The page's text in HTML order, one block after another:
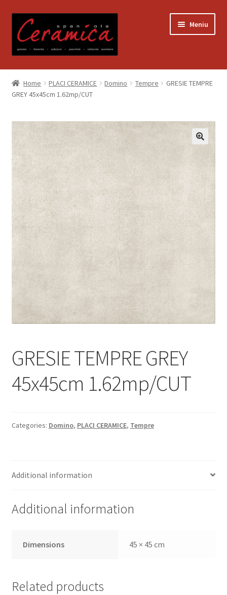
la
navigare
la
conținut
Meniu
Prima pagină
Blog
Contact
Contul meu
Coș
Despre noi
Informatii
Plata si Livrare
Politică de confidențialitate
Politica de cookie
Magazin
Plată
Home PLACI CERAMICE Domino Tempre
GRESIE TEMPRE
GREY 45x45cm 1.62mp/CUT
GRESIE TEMPRE GREY
45x45cm 1.62mp/CUT
Categories: Domino, PLACI CERAMICE, Tempre
Additional information
Additional information
Dimensions 45 × 45 cm
Related products